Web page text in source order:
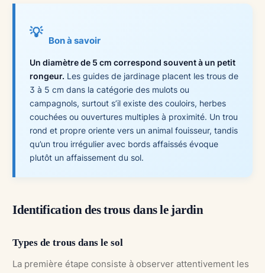
💡
Bon à savoir
Un diamètre de 5 cm correspond souvent à un petit
rongeur. Les guides de jardinage placent les trous de
3 à 5 cm dans la catégorie des mulots ou
campagnols, surtout s’il existe des couloirs, herbes
couchées ou ouvertures multiples à proximité. Un trou
rond et propre oriente vers un animal fouisseur, tandis
qu’un trou irrégulier avec bords affaissés évoque
plutôt un affaissement du sol.
Identification des trous dans le jardin
Types de trous dans le sol
La première étape consiste à observer attentivement les